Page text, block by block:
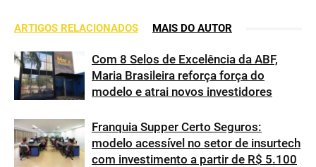
ARTIGOS RELACIONADOS MAIS DO AUTOR
Com 8 Selos de Excelência da ABF,
Maria Brasileira reforça força do
modelo e atrai novos investidores
Franquia Supper Certo Seguros:
modelo acessível no setor de insurtech
com investimento a partir de R$ 5.100